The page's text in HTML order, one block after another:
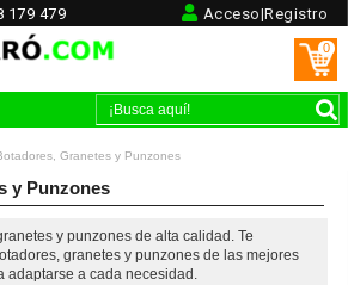
179 479 Acceso|Registro
0
Granetes y Punzones
y Punzones
y punzones de alta calidad. Te
granetes y punzones de las mejores
adaptarse a cada necesidad.